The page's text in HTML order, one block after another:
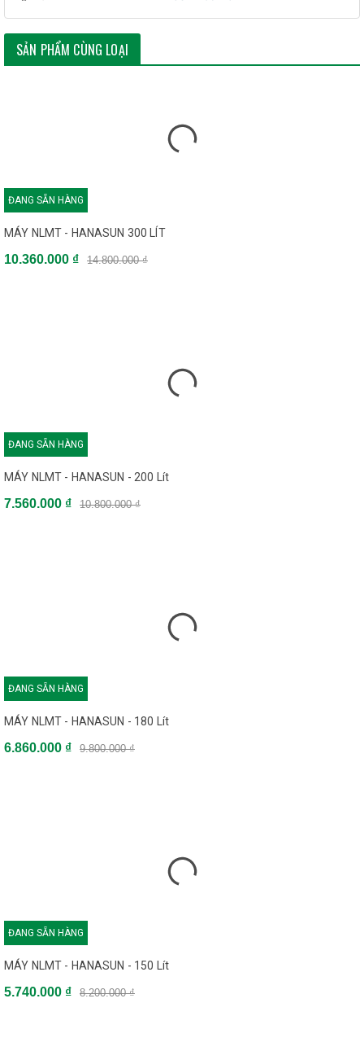
SẢN PHẨM CÙNG LOẠI
ĐANG SẴN HÀNG
MÁY NLMT - HANASUN 300 LÍT
10.360.000 ₫ 14.800.000 ₫
ĐANG SẴN HÀNG
MÁY NLMT - HANASUN - 200 Lít
7.560.000 ₫ 10.800.000 ₫
ĐANG SẴN HÀNG
MÁY NLMT - HANASUN - 180 Lít
6.860.000 ₫ 9.800.000 ₫
ĐANG SẴN HÀNG
MÁY NLMT - HANASUN - 150 Lít
5.740.000 ₫ 8.200.000 ₫